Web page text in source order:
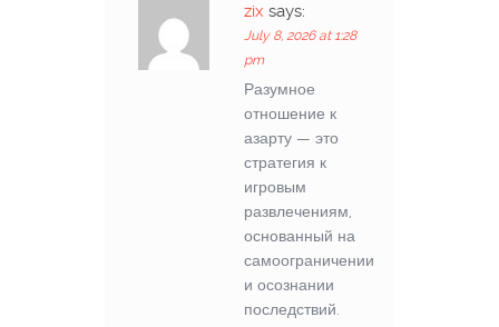
zix says:
July 8, 2026 at 1:28
pm
Разумное
отношение к
азарту — это
стратегия к
игровым
развлечениям,
основанный на
самоограничении
и осознании
последствий.